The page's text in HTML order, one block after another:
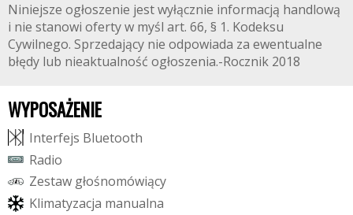
Niniejsze ogłoszenie jest wyłącznie informacją handlową
i nie stanowi oferty w myśl art. 66, § 1. Kodeksu
Cywilnego. Sprzedający nie odpowiada za ewentualne
błędy lub nieaktualność ogłoszenia.-Rocznik 2018
WYPOSAŻENIE
Interfejs Bluetooth
Radio
Zestaw głośnomówiący
Klimatyzacja manualna